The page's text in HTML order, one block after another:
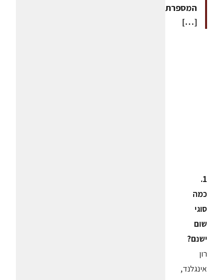
המספרת
[…]
1.
כמה
סוגי
שום
ישנם?
רון
אינגלנד,